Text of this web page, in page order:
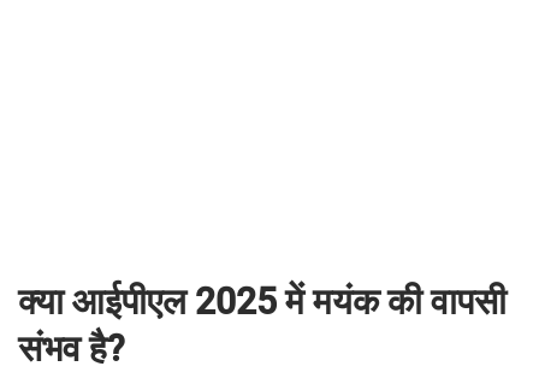
क्या आईपीएल 2025 में मयंक की वापसी
संभव है?